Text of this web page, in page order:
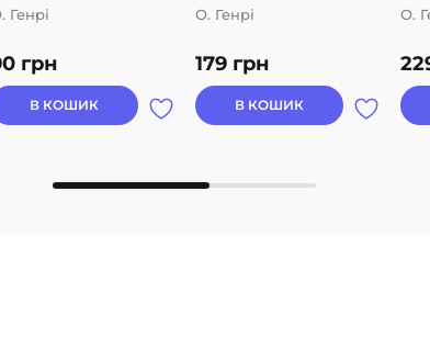
грн
Генрі
В КОШИК
179 грн
О. Генрі
В КОШИК
О.